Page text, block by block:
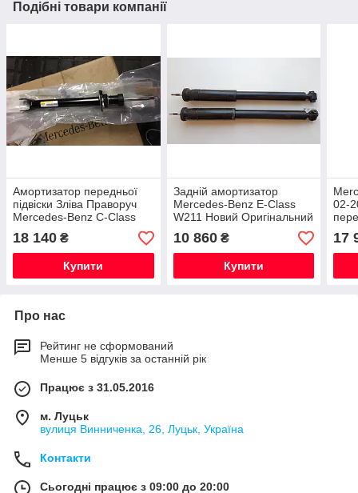
Подібні товари компанії
Амортизатор передньої
підвіски Зліва Праворуч
Mercedes-Benz C-Class
W205 Новий Оригінальний
18 140 ₴
Купити
Задній амортизатор
Mercedes-Benz E-Class
W211 Новий Оригінальний
10 860₴
Купити
02-
17
Про нас
Рейтинг не сформований
Менше 5 відгуків за останній рік
Працює з 31.05.2016
м. Луцьк
вулиця Винниченка, 26, Луцьк, Україна
Контакти
Сьогодні працює з 09:00 до 20:00